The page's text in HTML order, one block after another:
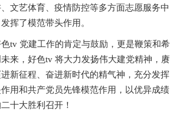
文艺体育、疫情防控等多方面志愿服务中
挥了模范带头作用。
tv 党建工作的肯定与鼓励，更是鞭策和希
来，好色tv 将大力发扬伟大建党精神，赓
新征程、奋进新时代的精气神，充分发挥
用和共产党员先锋模范作用，以优异成绩
十大胜利召开！